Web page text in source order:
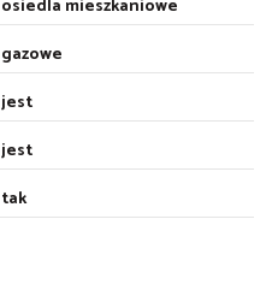
osiedla mieszkaniowe
gazowe
jest
jest
tak